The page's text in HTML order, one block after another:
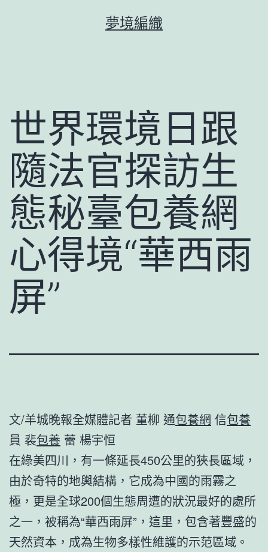
夢境編織
世界環境日跟
隨法官探訪生
態秘臺包養網
心得境“華西雨
屏”
文/羊城晚報全媒體記者 董柳 通包養網 信包養
員 裴包養 蕾 楊宇恒
在綠美四川，有一條延長450公里的狹長區域，
由於奇特的地輿結構，它成為中國的雨霧之
極，更是全球200個生態周遭的狀況最好的處所
之一，被稱為“華西雨屏”，這里，包含著豐盛的
天然資本，成為生物多樣性維護的示范區域。